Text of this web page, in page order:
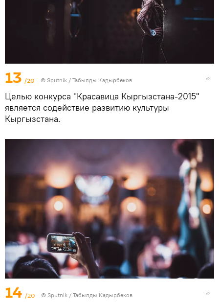
13 /20 © Sputnik / Табылды Кадырбеков
Целью конкурса "Красавица Кыргызстана-2015"
является содействие развитию культуры
Кыргызстана.
14 /20 © Sputnik / Табылды Кадырбеков